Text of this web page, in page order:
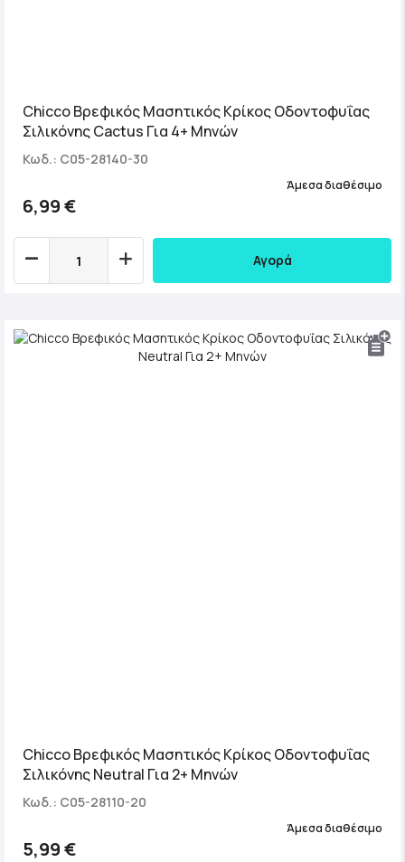
Chicco Βρεφικός Μασητικός Κρίκος Οδοντοφυΐας
Σιλικόνης Cactus Για 4+ Μηνών
Κωδ.: C05-28140-30
6,99 €
Άμεσα διαθέσιμο
Αγορά
Chicco Βρεφικός Μασητικός Κρίκος Οδοντοφυΐας
Σιλικόνης Neutral Για 2+ Μηνών
Κωδ.: C05-28110-20
5,99 €
Άμεσα διαθέσιμο